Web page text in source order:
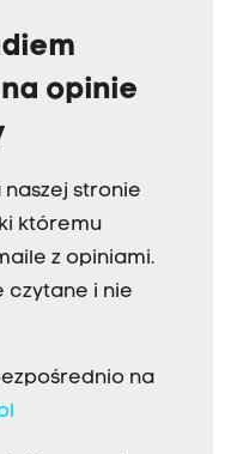
opinie
naszej stronie
któremu
z opiniami.
czytane i nie
na